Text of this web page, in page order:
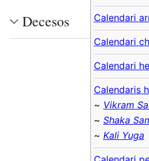
Calendari
Calendari
Calendari
Calendaris
~ Vikram
~ Shaka
~ Kali Yuga
Decesos